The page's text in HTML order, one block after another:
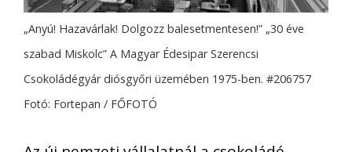
„Anyú! Hazavárlak! Dolgozz balesetmentesen!” „30 éve
szabad Miskolc” A Magyar Édesipar Szerencsi
Csokoládégyár diósgyőri üzemében 1975-ben. #206757
Fotó: Fortepan / FŐFOTÓ